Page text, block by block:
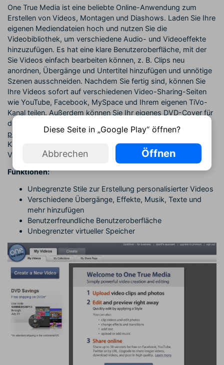
One True Media ist eine beliebte Online-Anwendung zum
Erstellen von Videos, Montagen und Diashows. Laden Sie Ihre
eigenen Mediendateien hoch und nutzen Sie die
Videobibliothek, um verschiedene Audio- und Videoeffekte
hinzuzufügen. Es hat eine klare Benutzeroberfläche, mit der
Sie Videos einfach bearbeiten können, z. B. Clips neu
anordnen, Übergänge und Untertitel hinzufügen und unnötige
Szenen ausschneiden. Nachdem Sie fertig sind, können Sie
Ihre Videos sofort auf verschiedenen Video-Sharing-Seiten
wie YouTube, Facebook, MySpace und Ihrem eigenen TiVo-
Kanal teilen. Außerdem können Sie Ihr eigenes DVD-Cover für
das Video auswählen.
personalisierter VideosFB, MySpace und dein eigener TiVo-
Kanal. Außerdem kannst du dein eigenes DVD-Cover für
Videos auswählen.
Funktionen:
Unbegrenzte Stile zur Erstellung personalisierter Videos
Verschiedene Übergänge, Effekte, Musik, Texte und
mehr hinzufügen
Benutzerfreundliche Benutzeroberfläche
Unbegrenzter virtueller Speicher
Diese Seite in „Google Play“ öffnen?
Abbrechen Öffnen